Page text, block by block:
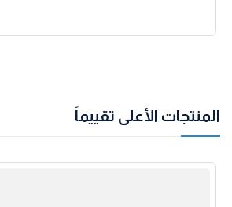
المنتجات الأعلى تقييماً